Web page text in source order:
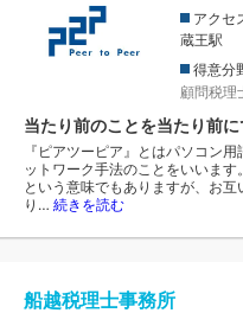
アクセ
蔵王駅
得意分
顧問税理
当たり前のことを当たり前
『ピアツーピア』とはパソコン
ットワーク手法のことをいいま
という意味でもありますが、お
り… 続きを読む
船越税理士事務所